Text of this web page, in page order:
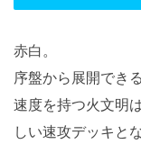
赤白。
序盤から展開でき
速度を持つ火文明
しい速攻デッキと